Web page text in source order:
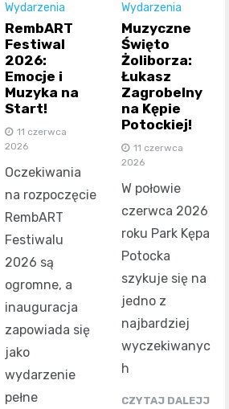
Wydarzenia
RembART
Festiwal
2026:
Emocje i
Muzyka na
Start!
11 czerwca
2026
Oczekiwania
na rozpoczęcie
RembART
Festiwalu
2026 są
ogromne, a
inauguracja
zapowiada się
jako
wydarzenie
pełne
Wydarzenia
Muzyczne
Święto
Żoliborza:
Łukasz
Zagrobelny
na Kępie
Potockiej!
11 czerwca
2026
W połowie
czerwca 2026
roku Park Kępa
Potocka
szykuje się na
jedno z
najbardziej
wyczekiwanyc
h
CZYTAJ DALEJJ